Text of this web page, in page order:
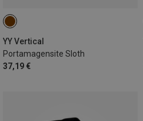
YY Vertical
Portamagensite Sloth
37,19 €